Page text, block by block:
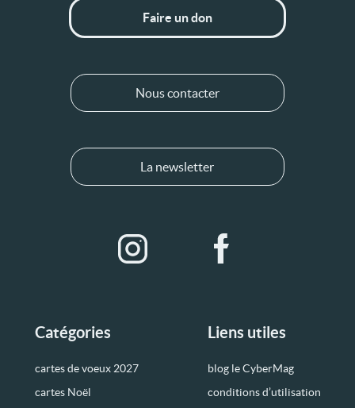
Catégories
cartes de voeux 2027
cartes Noël
Liens utiles
blog le CyberMag
conditions d’utilisation
Faire un don
Nous contacter
La newsletter